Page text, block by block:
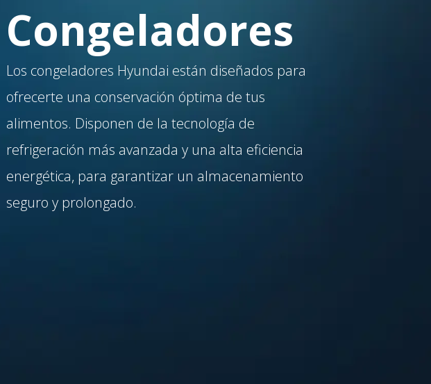
Congeladores
Los congeladores Hyundai están diseñados para
ofrecerte una conservación óptima de tus
alimentos. Disponen de la tecnología de
refrigeración más avanzada y una alta eficiencia
energética, para garantizar un almacenamiento
seguro y prolongado.